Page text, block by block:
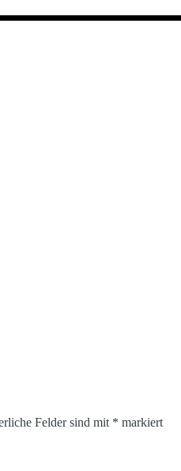
Felder sind mit * markiert